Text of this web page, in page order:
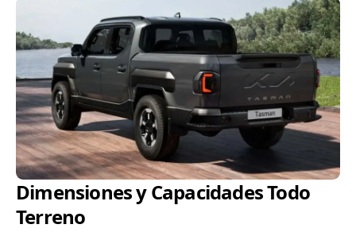
Dimensiones y Capacidades Todo
Terreno